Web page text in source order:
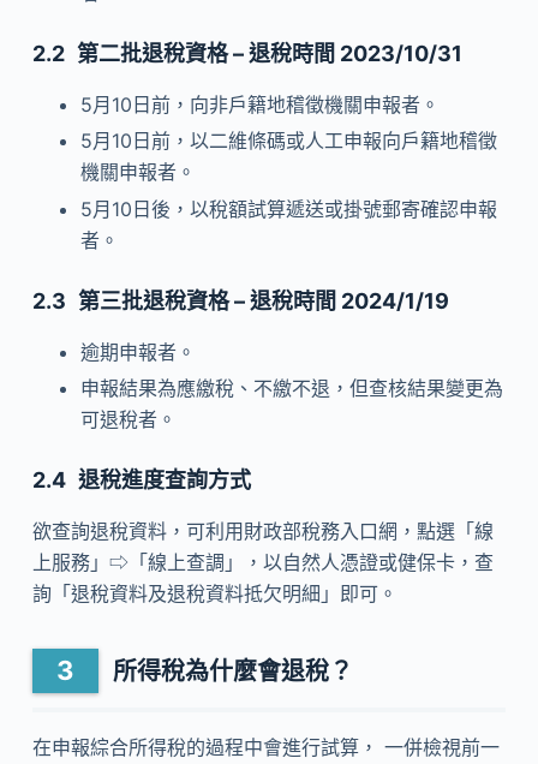
第二批退稅資格 – 退稅時間 2023/10/31
5月10日前，向非戶籍地稽徵機關申報者。
5月10日前，以二維條碼或人工申報向戶籍地稽徵
機關申報者。
5月10日後，以稅額試算遞送或掛號郵寄確認申報
者。
第三批退稅資格 –退稅時間 2024/1/19
逾期申報者。
申報結果為應繳稅、不繳不退，但查核結果變更為
可退稅者。
退稅進度查詢方式
欲查詢退稅資料，可利用財政部稅務入口網，點選「線
上服務」⇨「線上查調」，以自然人憑證或健保卡，查
詢「退稅資料及退稅資料抵欠明細」即可。
所得稅為什麼會退稅？
在申報綜合所得稅的過程中會進行試算， 一併檢視前一